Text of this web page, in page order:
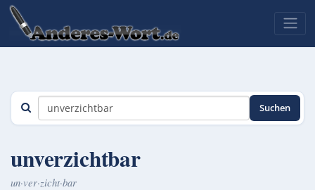
Suchen
unverzichtbar
un·ver·zicht·bar